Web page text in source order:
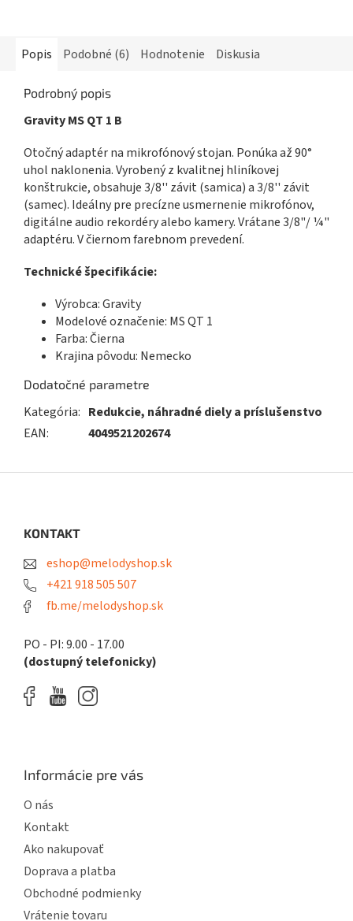
Popis Podobné (6) Hodnotenie Diskusia
Podrobný popis
Gravity MS QT 1 B
Otočný adaptér na mikrofónový stojan. Ponúka až 90°
uhol naklonenia. Vyrobený z kvalitnej hliníkovej
konštrukcie, obsahuje 3/8'' závit (samica) a 3/8'' závit
(samec). Ideálny pre precízne usmernenie mikrofónov,
digitálne audio rekordéry alebo kamery. Vrátane 3/8"/ ¼"
adaptéru. V čiernom farebnom prevedení.
Technické špecifikácie:
Výrobca: Gravity
Modelové označenie: MS QT 1
Farba: Čierna
Krajina pôvodu: Nemecko
Dodatočné parametre
Kategória: Redukcie, náhradné diely a príslušenstvo
EAN: 4049521202674
KONTAKT
eshop@melodyshop.sk
+421 918 505 507
fb.me/melodyshop.sk
PO - PI: 9.00 - 17.00
(dostupný telefonicky)
Informácie pre vás
O nás
Kontakt
Ako nakupovať
Doprava a platba
Obchodné podmienky
Vrátenie tovaru